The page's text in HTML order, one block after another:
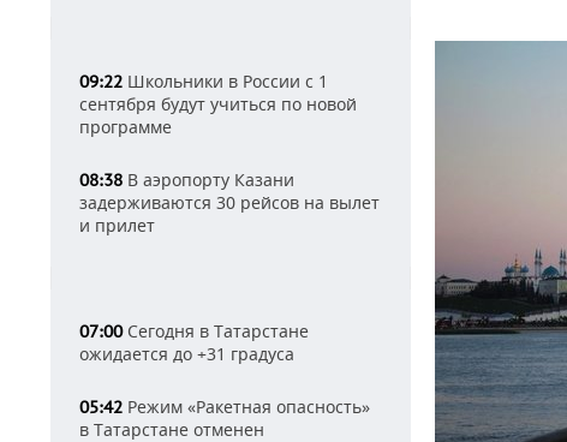
09:22 Школьники в России с 1
сентября будут учиться по новой
программе
08:38 В аэропорту Казани
задерживаются 30 рейсов на вылет
и прилет
07:00Сегодня в Татарстане
ожидается до +31 градуса
05:42 Режим «Ракетная опасность»
в Татарстане отменен